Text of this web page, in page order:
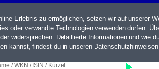
/ WKN / ISIN / Kürzel
Erlebnis zu ermöglichen, setzen wir auf unserer
oder verwandte Technologien verwenden dürfen.
widersprechen. Detaillierte Informationen und wie
kannst, findest du in unseren Datenschutzhinweisen.